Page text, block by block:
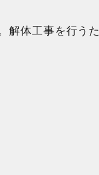
解体工事を行うた